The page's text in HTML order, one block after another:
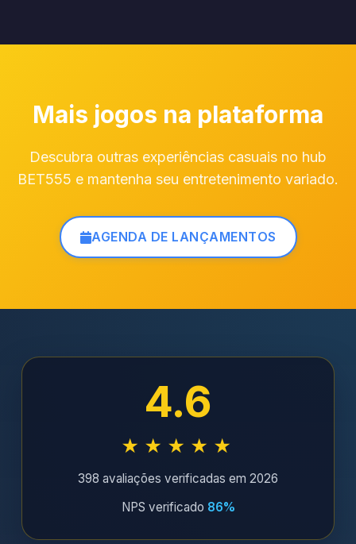
Mais jogos na plataforma
Descubra outras experiências casuais no hub
BET555 e mantenha seu entretenimento variado.
AGENDA DE LANÇAMENTOS
4.6
★★★★★
398 avaliações verificadas em 2026
NPS verificado 86%